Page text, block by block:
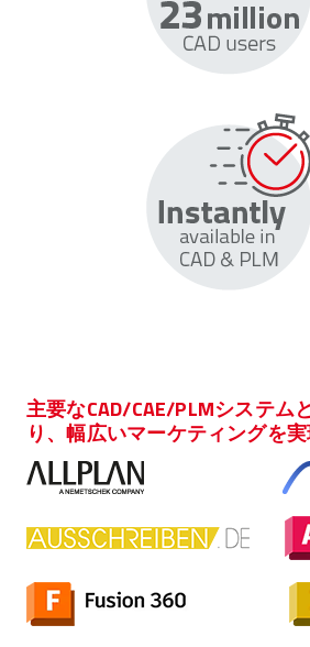
主要なCAD/CAE/PLMシステム
り、幅広いマーケティングを